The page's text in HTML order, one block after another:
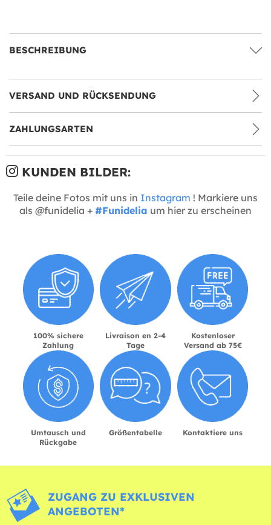
BESCHREIBUNG
VERSAND UND RÜCKSENDUNG
ZAHLUNGSARTEN
KUNDEN BILDER:
Teile deine Fotos mit uns in Instagram ! Markiere uns
als @funidelia + #Funidelia um hier zu erscheinen
100% sichere
Zahlung
Livraison en 2-4
Tage
Kostenloser
Versand ab 75€
Umtausch und
Rückgabe
Größentabelle Kontaktiere uns
ZUGANG ZU EXKLUSIVEN
ANGEBOTEN*